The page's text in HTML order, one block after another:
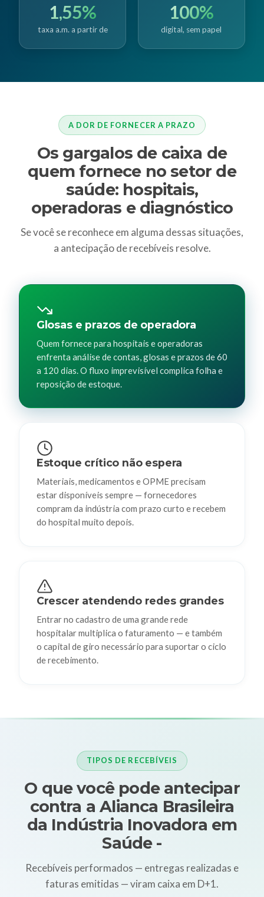
1,55%
taxa a.m. a partir de
100%
digital, sem papel
A DOR DE FORNECER A PRAZO
Os gargalos de caixa de
quem fornece no setor de
saúde: hospitais,
operadoras e diagnóstico
Se você se reconhece em alguma dessas situações,
a antecipação de recebíveis resolve.
Glosas e prazos de operadora
Quem fornece para hospitais e operadoras
enfrenta análise de contas, glosas e prazos de 60
a 120 dias. O fluxo imprevisível complica folha e
reposição de estoque.
Estoque crítico não espera
Materiais, medicamentos e OPME precisam
estar disponíveis sempre — fornecedores
compram da indústria com prazo curto e recebem
do hospital muito depois.
Crescer atendendo redes grandes
Entrar no cadastro de uma grande rede
hospitalar multiplica o faturamento — e também
o capital de giro necessário para suportar o ciclo
de recebimento.
TIPOS DE RECEBÍVEIS
O que você pode antecipar
contra a Alianca Brasileira
da Indústria Inovadora em
Saúde -
Recebíveis performados — entregas realizadas e
faturas emitidas — viram caixa em D+1.